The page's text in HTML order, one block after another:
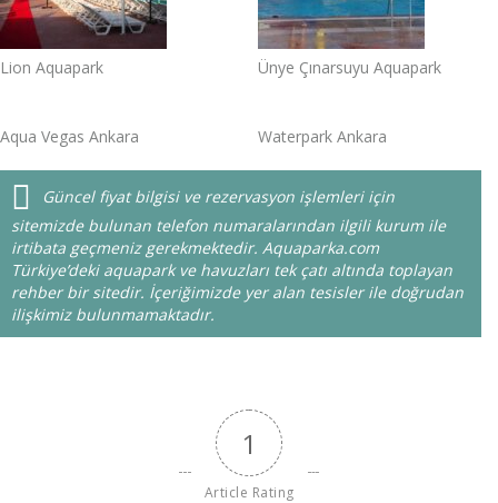
Lion Aquapark Ünye Çınarsuyu Aquapark
Aqua Vegas Ankara Waterpark Ankara
Güncel fiyat bilgisi ve rezervasyon işlemleri için
sitemizde bulunan telefon numaralarından ilgili kurum ile
irtibata geçmeniz gerekmektedir. Aquaparka.com
Türkiye’deki aquapark ve havuzları tek çatı altında toplayan
rehber bir sitedir. İçeriğimizde yer alan tesisler ile doğrudan
ilişkimiz bulunmamaktadır.
1
Article Rating